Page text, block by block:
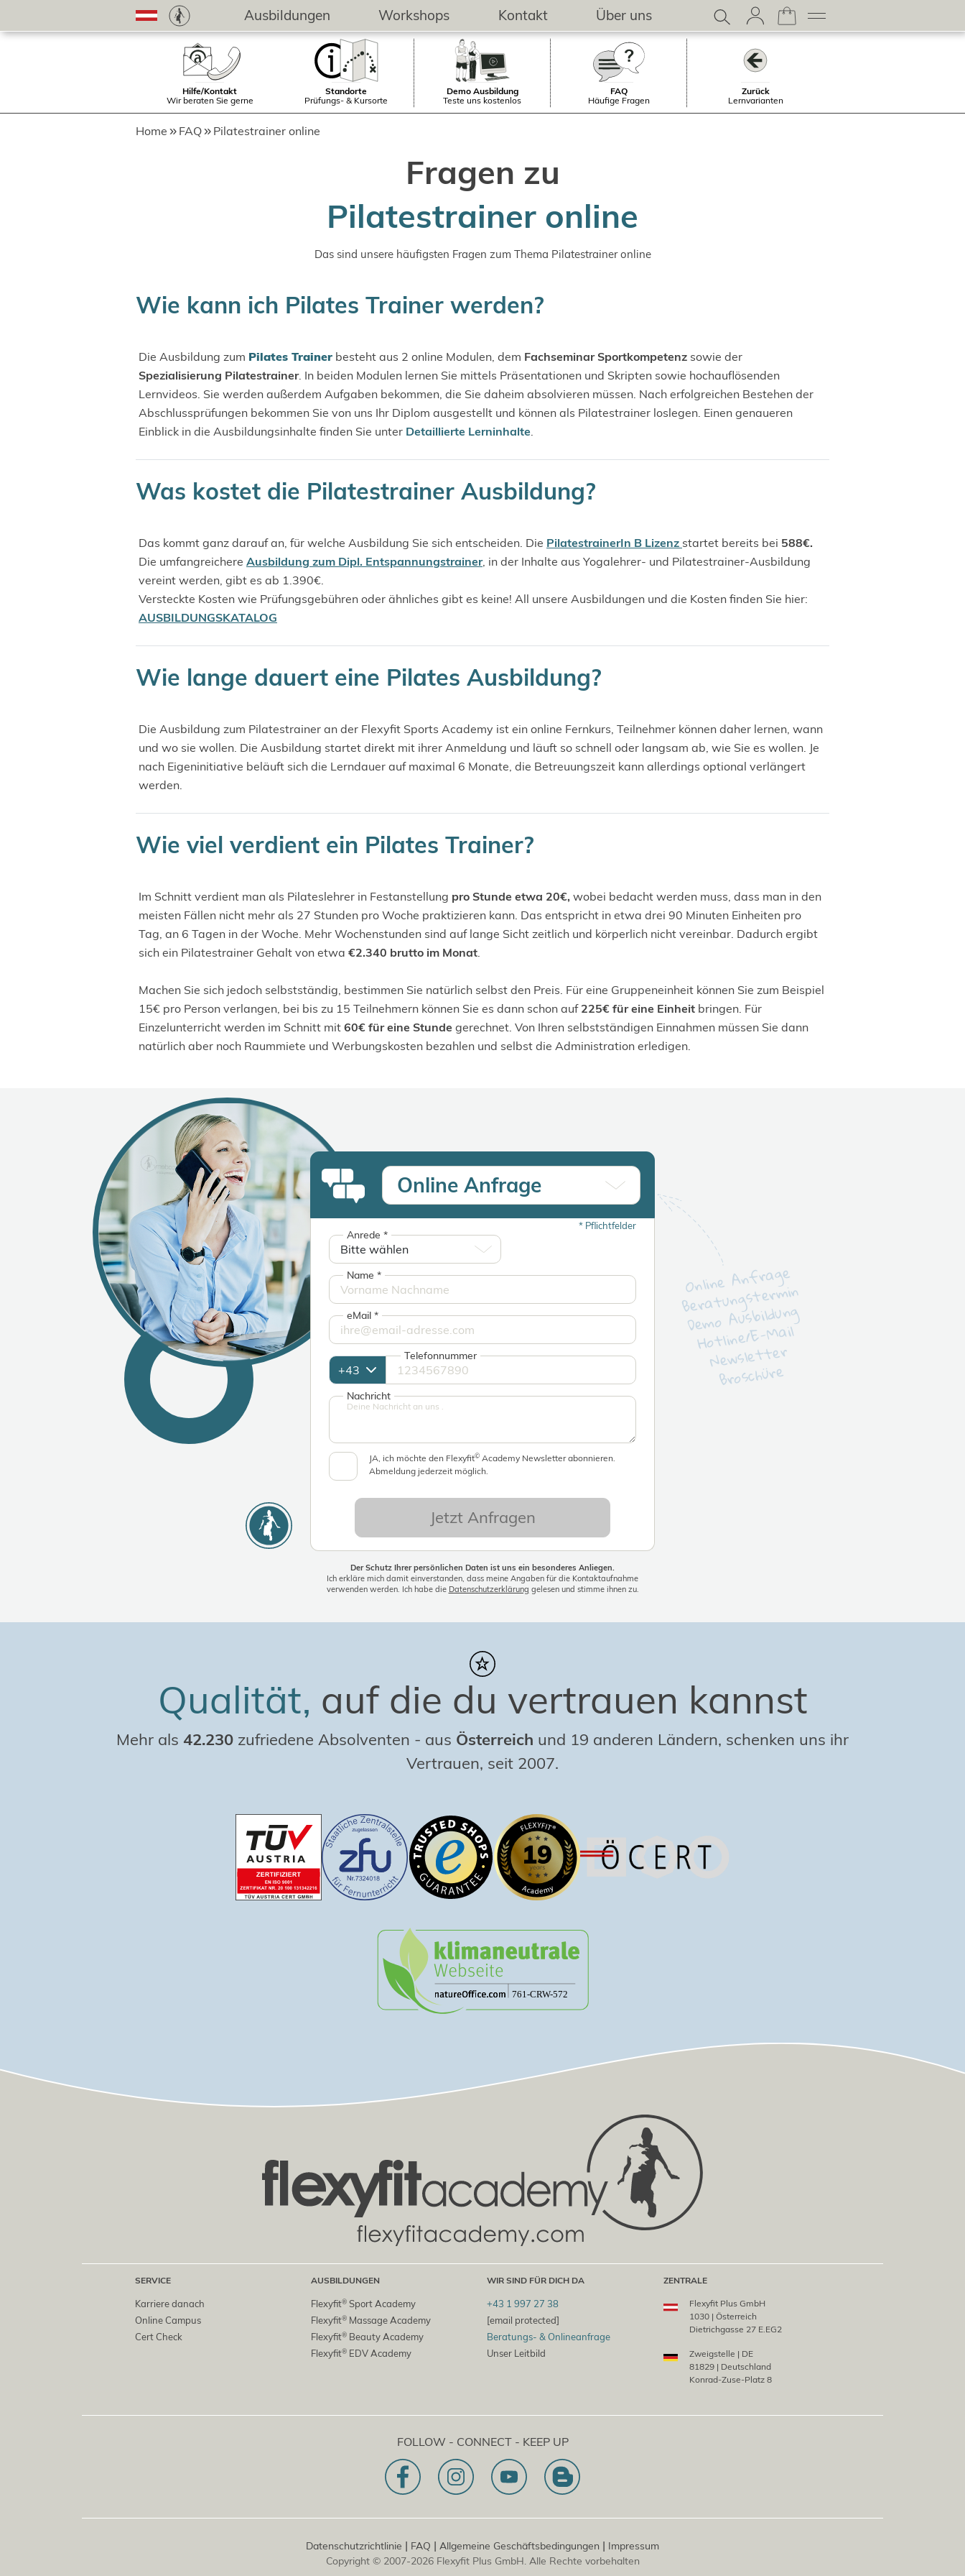
Ausbildungen Workshops Kontakt Über uns
Hilfe/Kontakt
Wir beraten Sie gerne
Standorte
Prüfungs- & Kursorte
Demo Ausbildung
Teste uns kostenlos
FAQ
Häufige Fragen
Zurück
Lernvarianten
Home FAQ Pilatestrainer online
Fragen zu
Pilatestrainer online
Das sind unsere häufigsten Fragen zum Thema Pilatestrainer online
Wie kann ich Pilates Trainer werden?
Die Ausbildung zum Pilates Trainer besteht aus 2 online Modulen, dem Fachseminar Sportkompetenz sowie der
Spezialisierung Pilatestrainer. In beiden Modulen lernen Sie mittels Präsentationen und Skripten sowie hochauflösenden
Lernvideos. Sie werden außerdem Aufgaben bekommen, die Sie daheim absolvieren müssen. Nach erfolgreichen Bestehen der
Abschlussprüfungen bekommen Sie von uns Ihr Diplom ausgestellt und können als Pilatestrainer loslegen. Einen genaueren
Einblick in die Ausbildungsinhalte finden Sie unter Detaillierte Lerninhalte.
Was kostet die Pilatestrainer Ausbildung?
Das kommt ganz darauf an, für welche Ausbildung Sie sich entscheiden. Die PilatestrainerIn B Lizenz startet bereits bei 588€.
Die umfangreichere Ausbildung zum Dipl. Entspannungstrainer, in der Inhalte aus Yogalehrer- und Pilatestrainer-Ausbildung
vereint werden, gibt es ab 1.390€.
Versteckte Kosten wie Prüfungsgebühren oder ähnliches gibt es keine! All unsere Ausbildungen und die Kosten finden Sie hier:
AUSBILDUNGSKATALOG
Wie lange dauert eine Pilates Ausbildung?
Die Ausbildung zum Pilatestrainer an der Flexyfit Sports Academy ist ein online Fernkurs, Teilnehmer können daher lernen, wann
und wo sie wollen. Die Ausbildung startet direkt mit ihrer Anmeldung und läuft so schnell oder langsam ab, wie Sie es wollen. Je
nach Eigeninitiative beläuft sich die Lerndauer auf maximal 6 Monate, die Betreuungszeit kann allerdings optional verlängert
werden.
Wie viel verdient ein Pilates Trainer?
Im Schnitt verdient man als Pilateslehrer in Festanstellung pro Stunde etwa 20€, wobei bedacht werden muss, dass man in den
meisten Fällen nicht mehr als 27 Stunden pro Woche praktizieren kann. Das entspricht in etwa drei 90 Minuten Einheiten pro
Tag, an 6 Tagen in der Woche. Mehr Wochenstunden sind auf lange Sicht zeitlich und körperlich nicht vereinbar. Dadurch ergibt
sich ein Pilatestrainer Gehalt von etwa €2.340 brutto im Monat.
Machen Sie sich jedoch selbstständig, bestimmen Sie natürlich selbst den Preis. Für eine Gruppeneinheit können Sie zum Beispiel
15€ pro Person verlangen, bei bis zu 15 Teilnehmern können Sie es dann schon auf 225€ für eine Einheit bringen. Für
Einzelunterricht werden im Schnitt mit 60€ für eine Stunde gerechnet. Von Ihren selbstständigen Einnahmen müssen Sie dann
natürlich aber noch Raummiete und Werbungskosten bezahlen und selbst die Administration erledigen.
Online Anfrage
Beratungstermin
Demo Ausbildung
Hotline/E-Mail
Newsletter
Broschüre
Online Anfrage
* Pflichtfelder
Anrede *
Name *
eMail *
Telefonnummer
Nachricht
JA, ich möchte den Flexyfit© Academy Newsletter abonnieren.
Abmeldung jederzeit möglich.
Jetzt Anfragen
Der Schutz Ihrer persönlichen Daten ist uns ein besonderes Anliegen.
Ich erkläre mich damit einverstanden, dass meine Angaben für die Kontaktaufnahme
verwenden werden. Ich habe die Datenschutzerklärung gelesen und stimme ihnen zu.
Qualität, auf die du vertrauen kannst
Mehr als 42.230 zufriedene Absolventen - aus Österreich und 19 anderen Ländern, schenken uns ihr
Vertrauen, seit 2007.
SERVICE
Karriere danach
Online Campus
Cert Check
AUSBILDUNGEN
Flexyfit® Sport Academy
Flexyfit® Massage Academy
Flexyfit® Beauty Academy
Flexyfit® EDV Academy
WIR SIND FÜR DICH DA
+43 1 997 27 38
[email protected]
Beratungs- & Onlineanfrage
Unser Leitbild
ZENTRALE
Flexyfit Plus GmbH
1030 | Österreich
Dietrichgasse 27 E.EG2
Zweigstelle | DE
81829 | Deutschland
Konrad-Zuse-Platz 8
FOLLOW - CONNECT - KEEP UP
Datenschutzrichtlinie | FAQ | Allgemeine Geschäftsbedingungen | Impressum
Copyright © 2007-2026 Flexyfit Plus GmbH. Alle Rechte vorbehalten